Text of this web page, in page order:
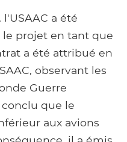
l'USAAC a été
projet en tant que
a été attribué en
observant les
Guerre
que le
aux avions